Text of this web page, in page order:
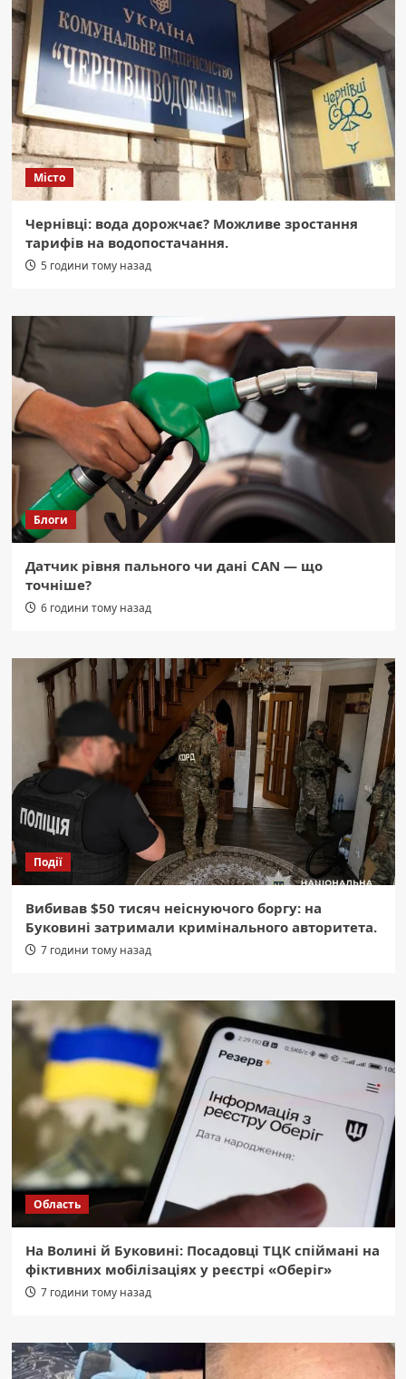
Місто
Чернівці: вода дорожчає? Можливе зростання
тарифів на водопостачання.
5 години тому назад
Блоги
Датчик рівня пального чи дані CAN — що
точніше?
6 години тому назад
Події
Вибивав $50 тисяч неіснуючого боргу: на
Буковині затримали кримінального авторитета.
7 години тому назад
Область
На Волині й Буковині: Посадовці ТЦК спіймані на
фіктивних мобілізаціях у реєстрі «Оберіг»
7 години тому назад